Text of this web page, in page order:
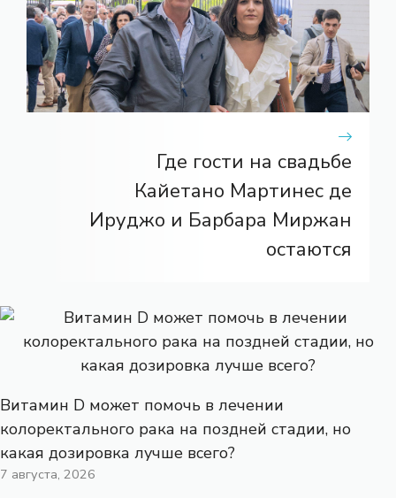
Где гости на свадьбе
Кайетано Мартинес де
Ируджо и Барбара Миржан
остаются
Витамин D может помочь в лечении
колоректального рака на поздней стадии, но
какая дозировка лучше всего?
7 августа, 2026